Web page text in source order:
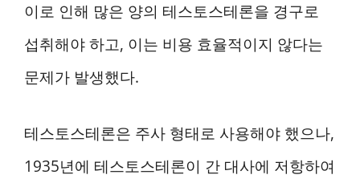
이로 인해 많은 양의 테스토스테론을 경구로
섭취해야 하고, 이는 비용 효율적이지 않다는
문제가 발생했다.
테스토스테론은 주사 형태로 사용해야 했으나,
1935년에 테스토스테론이 간 대사에 저항하여